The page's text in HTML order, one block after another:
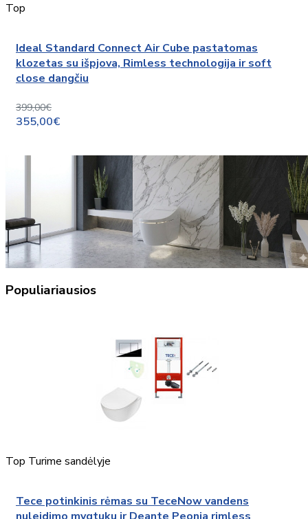
Top
Ideal Standard Connect Air Cube pastatomas
klozetas su išpjova, Rimless technologija ir soft
close dangčiu
399,00€
355,00€
Populiariausios
Top Turime sandėlyje
Tece potinkinis rėmas su TeceNow vandens